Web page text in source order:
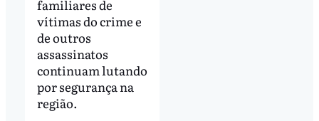
familiares de
vítimas do crime e
de outros
assassinatos
continuam lutando
por segurança na
região.